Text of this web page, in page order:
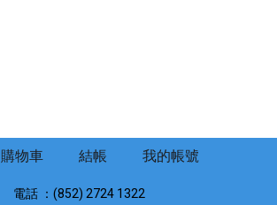
購物車 結帳 我的帳號
電話 ：(852) 2724 1322